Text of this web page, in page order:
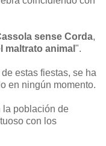
sense Corda,
maltrato animal ".
estas fiestas, se ha
en ningún momento.
la población de
con los